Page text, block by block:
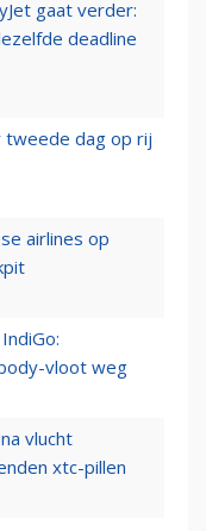
gaat verder:
deadline
tweede dag op rij
airlines op
vloot weg
vlucht
xtc-pillen